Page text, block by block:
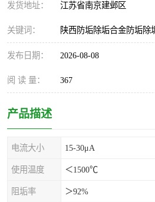
发货地址： 江苏省南京建邺区
关键词： 陕西防垢除垢合金防垢除
发布日期： 2026-08-08
阅 读 量： 367
产品描述
电流大小 15-30μA
使用温度 ＜1500℃
阻垢率 ＞92%